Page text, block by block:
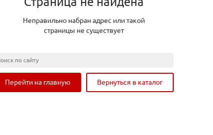
Неправильно набран адрес или такой
страницы не существует
Перейти на главную Вернуться в каталог